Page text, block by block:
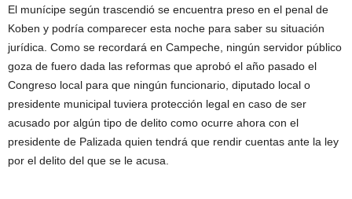
El munícipe según trascendió se encuentra preso en el penal de
Koben y podría comparecer esta noche para saber su situación
jurídica. Como se recordará en Campeche, ningún servidor público
goza de fuero dada las reformas que aprobó el año pasado el
Congreso local para que ningún funcionario, diputado local o
presidente municipal tuviera protección legal en caso de ser
acusado por algún tipo de delito como ocurre ahora con el
presidente de Palizada quien tendrá que rendir cuentas ante la ley
por el delito del que se le acusa.